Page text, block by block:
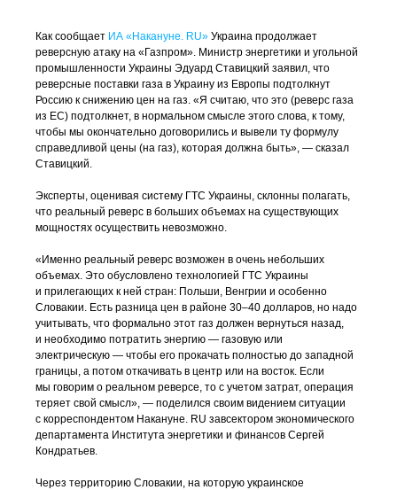
Как сообщает ИА «Накануне. RU» Украина продолжает
реверсную атаку на «Газпром». Министр энергетики и угольной
промышленности Украины Эдуард Ставицкий заявил, что
реверсные поставки газа в Украину из Европы подтолкнут
Россию к снижению цен на газ. «Я считаю, что это (реверс газа
из ЕС) подтолкнет, в нормальном смысле этого слова, к тому,
чтобы мы окончательно договорились и вывели ту формулу
справедливой цены (на газ), которая должна быть», — сказал
Ставицкий.
Эксперты, оценивая систему ГТС Украины, склонны полагать,
что реальный реверс в больших объемах на существующих
мощностях осуществить невозможно.
«Именно реальный реверс возможен в очень небольших
объемах. Это обусловлено технологией ГТС Украины
и прилегающих к ней стран: Польши, Венгрии и особенно
Словакии. Есть разница цен в районе 30–40 долларов, но надо
учитывать, что формально этот газ должен вернуться назад,
и необходимо потратить энергию — газовую или
электрическую — чтобы его прокачать полностью до западной
границы, а потом откачивать в центр или на восток. Если
мы говорим о реальном реверсе, то с учетом затрат, операция
теряет свой смысл», — поделился своим видением ситуации
с корреспондентом Накануне. RU завсектором экономического
департамента Института энергетики и финансов Сергей
Кондратьев.
Через территорию Словакии, на которую украинское